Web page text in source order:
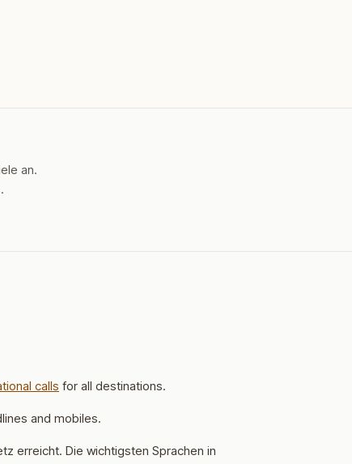
an.
calls for all destinations.
and mobiles.
erreicht. Die wichtigsten Sprachen in